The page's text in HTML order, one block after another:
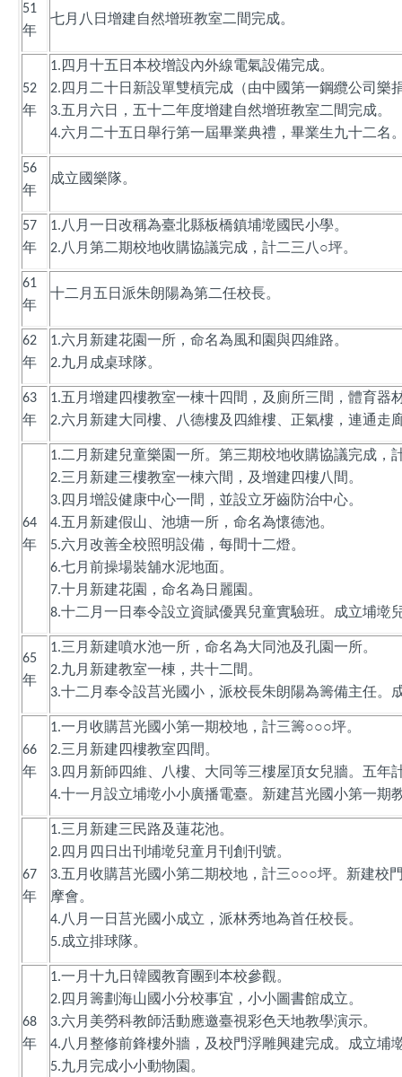
51
年
七月八日增建自然增班教室二間完成。
52
年
1. 四月十五日本校增設內外線電氣設備完成。
2. 四月二十日新設單雙槓完成（由中國第一鋼纜公司樂
3.五月六日，五十二年度增建自然增班教室二間完成。
4.六月二十五日舉行第一屆畢業典禮，畢業生九十二名
56
年
成立國樂隊。
57
年
1.八月一日改稱為臺北縣板橋鎮埔墘國民小學。
2.八月第二期校地收購協議完成，計二三八○坪。
61
年
十二月五日派朱朗陽為第二任校長。
62
年
1.六月新建花園一所，命名為風和園與四維路。
2.九月成桌球隊。
63
年
1.五月增建四樓教室一棟十四間，及廁所三間，體育器
2.六月新建大同樓、八德樓及四維樓、正氣樓，連通走
64
年
1.二月新建兒童樂園一所。第三期校地收購協議完成，
2.三月新建三樓教室一棟六間，及增建四樓八間。
3. 四月增設健康中心一間，並設立牙齒防治中心。
4.五月新建假山、池塘一所，命名為懷德池。
5.六月改善全校照明設備，每間十二燈。
6.七月前操場裝舖水泥地面。
7.十月新建花園，命名為日麗園。
8.十二月一日奉令設立資賦優異兒童實驗班。成立埔墘
65
年
1.三月新建噴水池一所，命名為大同池及孔園一所。
2.九月新建教室一棟，共十二間。
3.十二月奉令設莒光國小，派校長朱朗陽為籌備主任。
66
年
1.一月收購莒光國小第一期校地，計三籌○○○坪。
2.三月新建四樓教室四間。
3. 四月新師四維、八樓、大同等三樓屋頂女兒牆。五年
4.十一月設立埔墘小小廣播電臺。新建莒光國小第一期
67
年
1.三月新建三民路及蓮花池。
2. 四月四日出刊埔墘兒童月刊創刊號。
3.五月收購莒光國小第二期校地，計三○○○坪。新建校
摩會。
4.八月一日莒光國小成立，派林秀地為首任校長。
5.成立排球隊。
68
年
1.一月十九日韓國教育團到本校參觀。
2. 四月籌劃海山國小分校事宜，小小圖書館成立。
3.六月美勞科教師活動應邀臺視彩色天地教學演示。
4.八月整修前鋒樓外牆，及校門浮雕興建完成。成立埔
5.九月完成小小動物園。